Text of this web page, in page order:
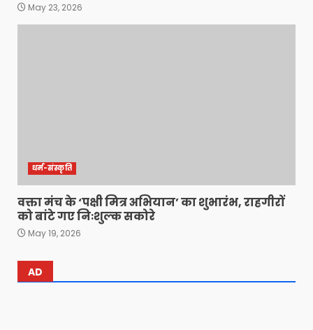
May 23, 2026
धर्म-संस्कृति
वक्ता मंच के ‘पक्षी मित्र अभियान’ का शुभारंभ, राहगीरों
को बांटे गए निःशुल्क सकोरे
May 19, 2026
AD